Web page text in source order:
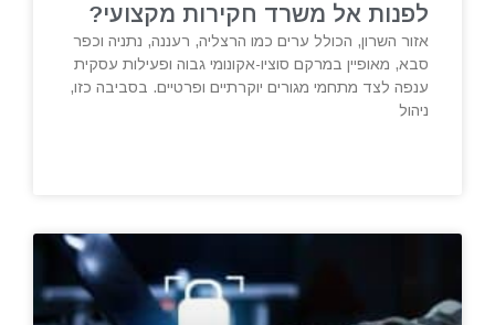
לפנות אל משרד חקירות מקצועי?
אזור השרון, הכולל ערים כמו הרצליה, רעננה, נתניה וכפר
סבא, מאופיין במרקם סוציו-אקונומי גבוה ופעילות עסקית
ענפה לצד מתחמי מגורים יוקרתיים ופרטיים. בסביבה כזו,
ניהול